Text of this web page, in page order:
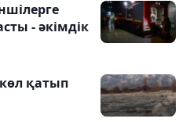
- әкімдік
қатып